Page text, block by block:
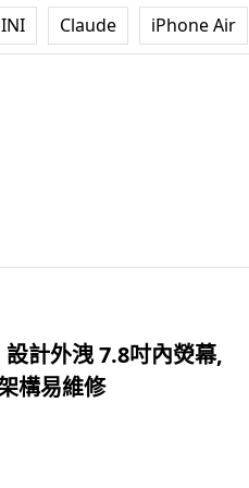
Claude iPhone Air
計外洩 7.8吋內熒幕,
構易維修